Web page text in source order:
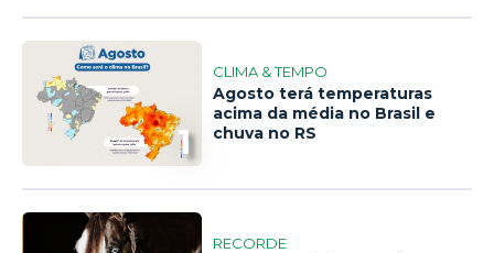
1
CLIMA & TEMPO
Agosto terá temperaturas
acima da média no Brasil e
chuva no RS
RECORDE